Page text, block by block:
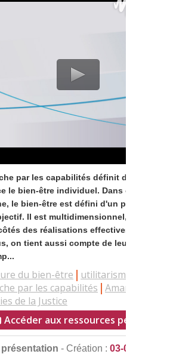
par les capabilités définit de manière
le bien-être individuel. Dans cette
le bien-être est défini d'un point de vue
Il est multidimensionnel, de sorte
des réalisations effectives des
on tient aussi compte de leur liberté
du bien-être
utilitarisme
par les capabilités Amartya Sen
de la Justice
Accéder aux ressources
- Création : 03-02-2014